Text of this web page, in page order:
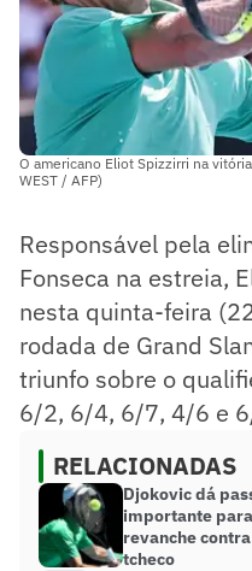
O americano Eliot Spizzirri na
WEST / AFP)
Responsável pela
Fonseca na estreia,
nesta quinta-feira
rodada de Grand
triunfo sobre o
6/2, 6/4, 6/7, 4/6 e
RELACIONADAS
Djokovic dá
importante para
revanche
tcheco